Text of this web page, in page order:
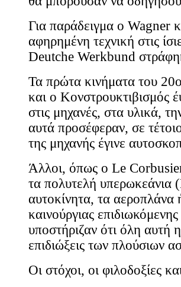
Για παράδειγμα ο Wagner
αφηρημένη τεχνική στις
Deutche Werkbund
Τα πρώτα κινήματα του
και ο Κονστρουκτιβισμός
στις μηχανές, στα υλικά,
αυτά προσέφεραν, σε
της μηχανής έγινε
Άλλοι, όπως ο Le
τα πολυτελή υπερωκεάνια
αυτοκίνητα, τα αεροπλάνα
καινούργιας
υποστήριζαν ότι όλη αυτή
επιδιώξεις των πλούσιων
Οι στόχοι, οι φιλοδοξίες